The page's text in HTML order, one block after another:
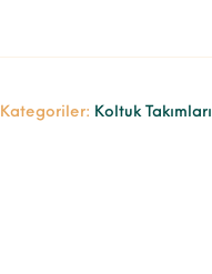
Kategoriler: Koltuk Takımları